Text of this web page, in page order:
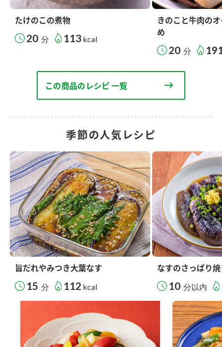
たけのこの煮物
20 分 113 kcal
きのこと牛肉の
め
20 分
この商品のレシピ 一覧
季節の人気レシピ
旨だれやみつき大葉なす
15 分 112 kcal
なすのさっぱり
10 分以内